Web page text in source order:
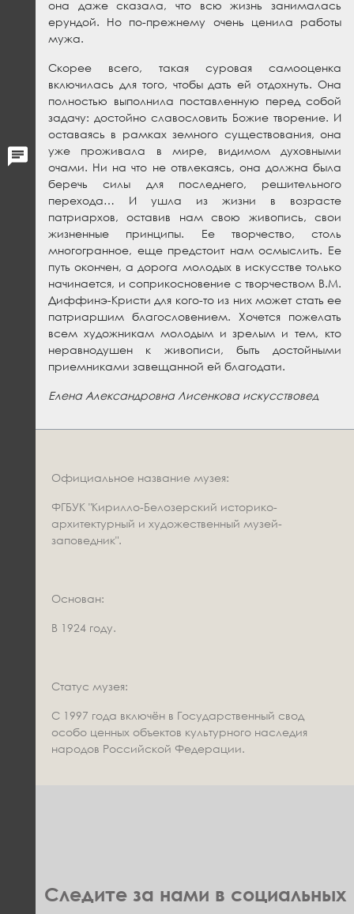
она даже сказала, что всю жизнь занималась
ерундой. Но по-прежнему очень ценила работы
мужа.
Скорее всего, такая суровая самооценка
включилась для того, чтобы дать ей отдохнуть. Она
полностью выполнила поставленную перед собой
задачу: достойно славословить Божие творение. И
оставаясь в рамках земного существования, она
уже проживала в мире, видимом духовными
очами. Ни на что не отвлекаясь, она должна была
беречь силы для последнего, решительного
перехода… И ушла из жизни в возрасте
патриархов, оставив нам свою живопись, свои
жизненные принципы. Ее творчество, столь
многогранное, еще предстоит нам осмыслить. Ее
путь окончен, а дорога молодых в искусстве только
начинается, и соприкосновение с творчеством В.М.
Диффинэ-Кристи для кого-то из них может стать ее
патриаршим благословением. Хочется пожелать
всем художникам молодым и зрелым и тем, кто
неравнодушен к живописи, быть достойными
приемниками завещанной ей благодати.
Елена Александровна Лисенкова искусствовед
Официальное название музея:
ФГБУК "Кирилло-Белозерский историко-
архитектурный и художественный музей-
заповедник".
Основан:
В 1924 году.
Статус музея:
С 1997 года включён в Государственный свод
особо ценных объектов культурного наследия
народов Российской Федерации.
Следите за нами в социальных